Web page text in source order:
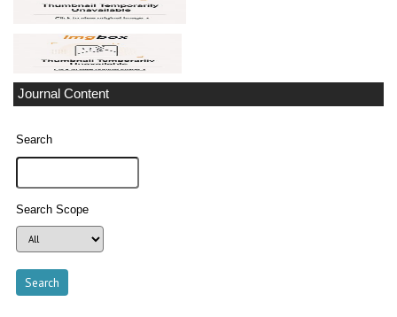
Journal Content
Search
Search Scope